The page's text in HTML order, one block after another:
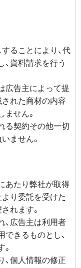
ることにより、代
資料請求を行う
広告主によって提
された商材の内容
せん。
る契約その他一切
ません。
あたり弊社が取得
より委託を受けた
れます。
、広告主は利用者
きるものとし、
、個人情報の修正